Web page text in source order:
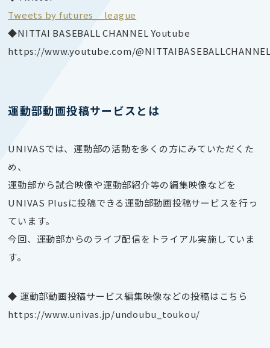
Tweets by futures__league
◆NITTAI BASEBALL CHANNEL Youtube
https://www.youtube.com/
運動部動画投稿サービスとは
UNIVASでは、運動部の活動を多くの方にみていただくた
め、
運動部から試合映像や運動部紹介等の編集映像などを
UNIVAS Plusに投稿できる運動部動画投稿サービスを行っ
ています。
今回、運動部からのライブ配信をトライアル実施していま
す。
◆ 運動部動画投稿サービス編集映像などの投稿はこちら
https://www.univas.jp/undoubu_toukou/